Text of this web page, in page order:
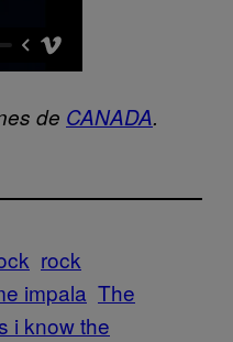
de CANADA.
rock
impala The
i know the